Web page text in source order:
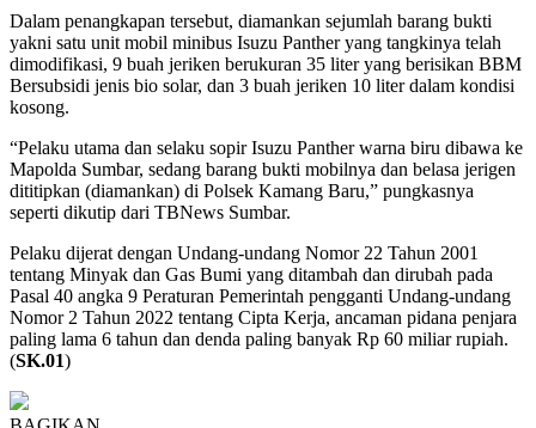
Dalam penangkapan tersebut, diamankan sejumlah barang bukti
yakni satu unit mobil minibus Isuzu Panther yang tangkinya telah
dimodifikasi, 9 buah jeriken berukuran 35 liter yang berisikan BBM
Bersubsidi jenis bio solar, dan 3 buah jeriken 10 liter dalam kondisi
kosong.
“Pelaku utama dan selaku sopir Isuzu Panther warna biru dibawa ke
Mapolda Sumbar, sedang barang bukti mobilnya dan belasa jerigen
dititipkan (diamankan) di Polsek Kamang Baru,” pungkasnya
seperti dikutip dari TBNews Sumbar.
Pelaku dijerat dengan Undang-undang Nomor 22 Tahun 2001
tentang Minyak dan Gas Bumi yang ditambah dan dirubah pada
Pasal 40 angka 9 Peraturan Pemerintah pengganti Undang-undang
Nomor 2 Tahun 2022 tentang Cipta Kerja, ancaman pidana penjara
paling lama 6 tahun dan denda paling banyak Rp 60 miliar rupiah.
(SK.01)